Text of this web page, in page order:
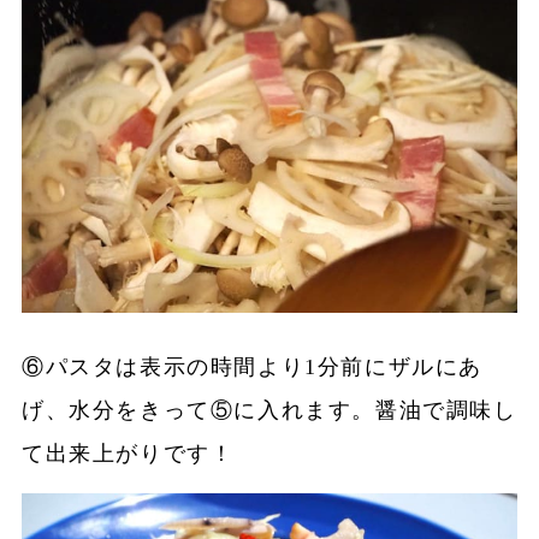
⑥パスタは表示の時間より1分前にザルにあ
げ、水分をきって⑤に入れます。醤油で調味し
て出来上がりです！